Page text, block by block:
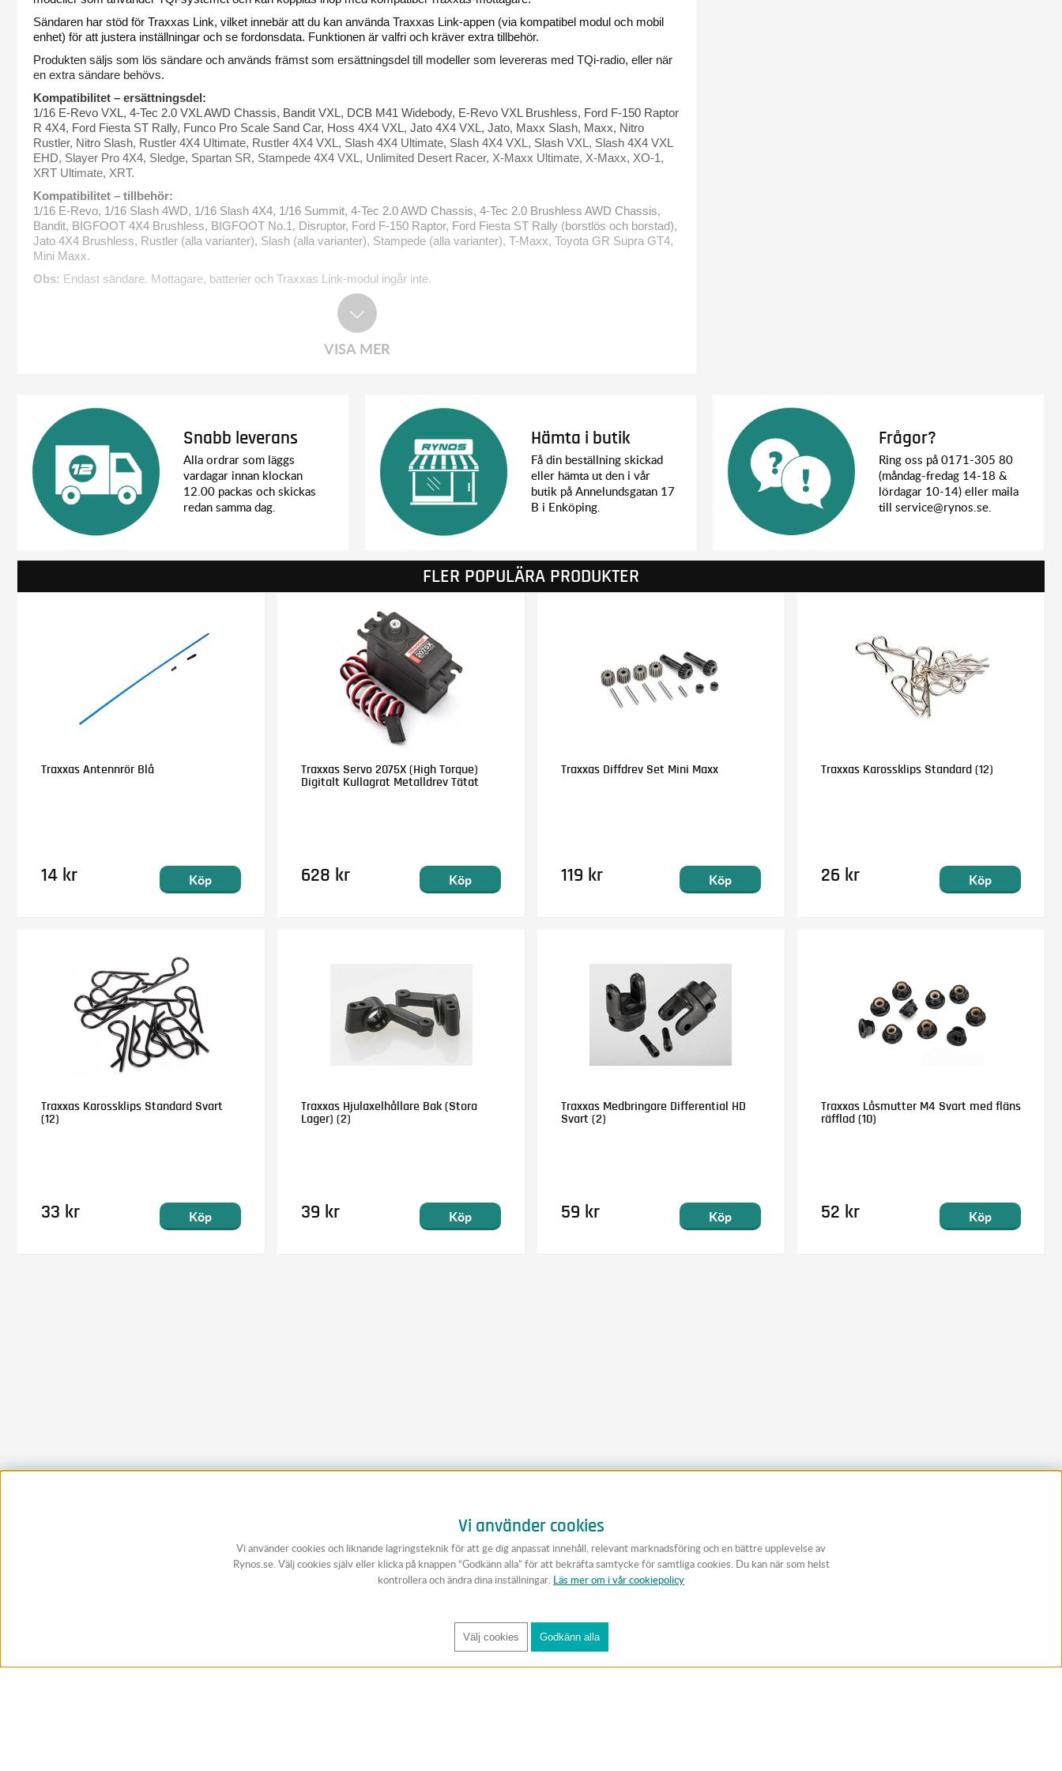
Sändaren har stöd för Traxxas Link, vilket innebär att du kan använda Traxxas Link-appen (via kompatibel modul och mobil
enhet) för att justera inställningar och se fordonsdata. Funktionen är valfri och kräver extra tillbehör.
Produkten säljs som lös sändare och används främst som ersättningsdel till modeller som levereras med TQi-radio, eller när
en extra sändare behövs.
Kompatibilitet – ersättningsdel:
1/16 E-Revo VXL, 4-Tec 2.0 VXL AWD Chassis, Bandit VXL, DCB M41 Widebody, E-Revo VXL Brushless, Ford F-150 Raptor
R 4X4, Ford Fiesta ST Rally, Funco Pro Scale Sand Car, Hoss 4X4 VXL, Jato 4X4 VXL, Jato, Maxx Slash, Maxx, Nitro
Rustler, Nitro Slash, Rustler 4X4 Ultimate, Rustler 4X4 VXL, Slash 4X4 Ultimate, Slash 4X4 VXL, Slash VXL, Slash 4X4 VXL
EHD, Slayer Pro 4X4, Sledge, Spartan SR, Stampede 4X4 VXL, Unlimited Desert Racer, X-Maxx Ultimate, X-Maxx, XO-1,
XRT Ultimate, XRT.
Kompatibilitet – tillbehör:
1/16 E-Revo, 1/16 Slash 4WD, 1/16 Slash 4X4, 1/16 Summit, 4-Tec 2.0 AWD Chassis, 4-Tec 2.0 Brushless AWD Chassis,
Bandit, BIGFOOT 4X4 Brushless, BIGFOOT No.1, Disruptor, Ford F-150 Raptor, Ford Fiesta ST Rally (borstlös och borstad),
Jato 4X4 Brushless, Rustler (alla varianter), Slash (alla varianter), Stampede (alla varianter), T-Maxx, Toyota GR Supra GT4,
Mini Maxx.
Obs: Endast sändare. Mottagare, batterier och Traxxas Link-modul ingår inte.
VISA MER
Snabb leverans
Alla ordrar som läggs
vardagar innan klockan
12.00 packas och skickas
redan samma dag.
Hämta i butik
Få din beställning skickad
eller hämta ut den i vår
butik på Annelundsgatan 17
B i Enköping.
Frågor?
Ring oss på 0171-305 80
(måndag-fredag 14-18 &
lördagar 10-14) eller maila
till service@rynos.se.
FLER POPULÄRA PRODUKTER
Traxxas Antennrör Blå
14 kr Köp
Traxxas Servo 2075X (High Torque)
Digitalt Kullagrat Metalldrev Tätat
628 kr Köp
Traxxas Diffdrev Set Mini Maxx
119 kr Köp
Traxxas Karossklips Standard (12)
26 kr Köp
Traxxas Karossklips Standard Svart
(12)
33 kr Köp
Traxxas Hjulaxelhållare Bak (Stora
Lager) (2)
39 kr Köp
Traxxas Medbringare Differential HD
Svart (2)
59 kr Köp
Traxxas Låsmutter M4 Svart med fläns
räfflad (10)
52 kr Köp
Vi använder cookies
Vi använder cookies och liknande lagringsteknik för att ge dig anpassat innehåll, relevant marknadsföring och en bättre upplevelse av
Rynos.se. Välj cookies själv eller klicka på knappen “Godkänn alla” för att bekräfta samtycke för samtliga cookies. Du kan när som helst
kontrollera och ändra dina inställningar. Läs mer om i vår cookiepolicy
Välj cookies Godkänn alla